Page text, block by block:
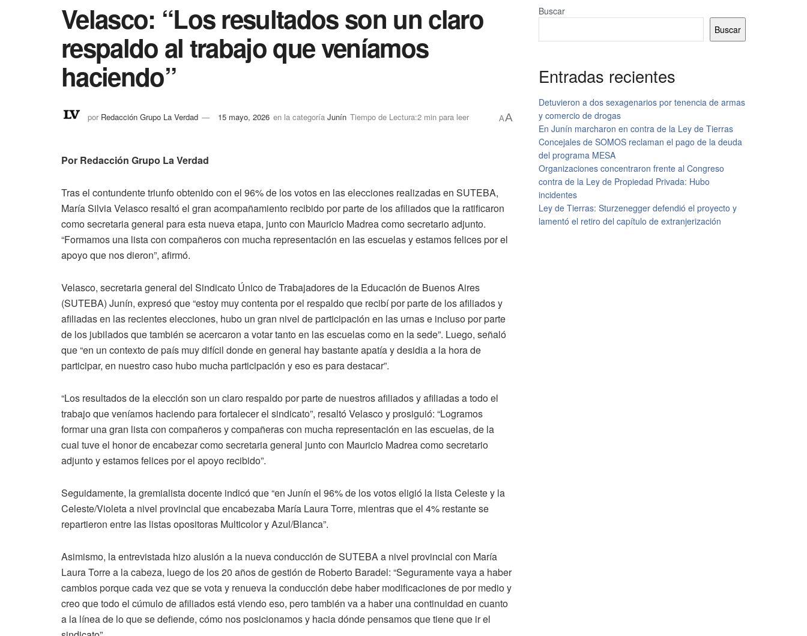
Velasco: “Los resultados son un claro
respaldo al trabajo que veníamos
haciendo”
por Redacción Grupo La Verdad 15 mayo, 2026 en la categoría Junín Tiempo de Lectura:2 min para leer AA
Por Redacción Grupo La Verdad
Tras el contundente triunfo obtenido con el 96% de los votos en las elecciones realizadas en SUTEBA,
María Silvia Velasco resaltó el gran acompañamiento recibido por parte de los afiliados que la ratificaron
como secretaria general para esta nueva etapa, junto con Mauricio Madrea como secretario adjunto.
“Formamos una lista con compañeros con mucha representación en las escuelas y estamos felices por el
apoyo que nos dieron”, afirmó.
Velasco, secretaria general del Sindicato Único de Trabajadores de la Educación de Buenos Aires
(SUTEBA) Junín, expresó que “estoy muy contenta por el respaldo que recibí por parte de los afiliados y
afiliadas en las recientes elecciones, hubo un gran nivel de participación en las urnas e incluso por parte
de los jubilados que también se acercaron a votar tanto en las escuelas como en la sede”. Luego, señaló
que “en un contexto de país muy difícil donde en general hay bastante apatía y desidia a la hora de
participar, en nuestro caso hubo mucha participación y eso es para destacar”.
“Los resultados de la elección son un claro respaldo por parte de nuestros afiliados y afiliadas a todo el
trabajo que veníamos haciendo para fortalecer el sindicato”, resaltó Velasco y prosiguió: “Logramos
formar una gran lista con compañeros y compañeras con mucha representación en las escuelas, de la
cual tuve el honor de encabezar como secretaria general junto con Mauricio Madrea como secretario
adjunto y estamos felices por el apoyo recibido”.
Seguidamente, la gremialista docente indicó que “en Junín el 96% de los votos eligió la lista Celeste y la
Celeste/Violeta a nivel provincial que encabezaba María Laura Torre, mientras que el 4% restante se
repartieron entre las listas opositoras Multicolor y Azul/Blanca”.
Asimismo, la entrevistada hizo alusión a la nueva conducción de SUTEBA a nivel provincial con María
Laura Torre a la cabeza, luego de los 20 años de gestión de Roberto Baradel: “Seguramente vaya a haber
cambios porque cada vez que se vota y renueva la conducción debe haber modificaciones de por medio y
creo que todo el cúmulo de afiliados está viendo eso, pero también va a haber una continuidad en cuanto
a la línea de lo que se defiende, cómo nos posicionamos y hacia dónde pensamos que tiene que ir el
Buscar
Buscar
Entradas recientes
Detuvieron a dos sexagenarios por tenencia de armas
y comercio de drogas
En Junín marcharon en contra de la Ley de Tierras
Concejales de SOMOS reclaman el pago de la deuda
del programa MESA
Organizaciones concentraron frente al Congreso
contra de la Ley de Propiedad Privada: Hubo
incidentes
Ley de Tierras: Sturzenegger defendió el proyecto y
lamentó el retiro del capítulo de extranjerización